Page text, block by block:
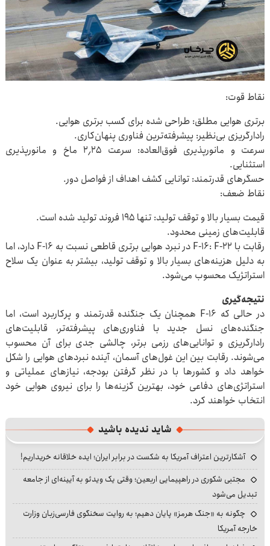
نقاط قوت:
برتری هوایی مطلق: طراحی شده برای کسب برتری هوایی.
رادارگریزی بی‌نظیر: پیشرفته‌ترین فناوری پنهان‌کاری.
سرعت و مانورپذیری فوق‌العاده: سرعت ۲٫۲۵ ماخ و مانورپذیری
استثنایی.
حسگرهای قدرتمند: توانایی کشف اهداف از فواصل دور.
نقاط ضعف:
قیمت بسیار بالا و توقف تولید: تنها ۱۹۵ فروند تولید شده است.
قابلیت‌های زمینی محدود.
رقابت با F-۱۶: F-۲۲ در نبرد هوایی برتری قاطعی نسبت به F-۱۶ دارد، اما
به دلیل هزینه‌های بسیار بالا و توقف تولید، بیشتر به عنوان یک سلاح
استراتژیک محسوب می‌شود.
نتیجه‌گیری
در حالی که F-۱۶ همچنان یک جنگنده قدرتمند و پرکاربرد است، اما
جنگنده‌های نسل جدید با فناوری‌های پیشرفته‌تر، قابلیت‌های
رادارگریزی و توانایی‌های رزمی برتر، چالشی جدی برای آن محسوب
می‌شوند. رقابت بین این غول‌های آسمان، آینده نبردهای هوایی را شکل
خواهد داد و کشورها با در نظر گرفتن بودجه، نیازهای عملیاتی و
استراتژی‌های دفاعی خود، بهترین گزینه‌ها را برای نیروی هوایی خود
انتخاب خواهند کرد.
شاید ندیده باشید
آشکارترین اعتراف آمریکا به شکست در برابر ایران؛ ایده خلاقانه خریداریم!
مجتبی شکوری در راهپیمایی اربعین؛ وقتی یک ویدئو به آیینه‌ای از جامعه
تبدیل می‌شود
چگونه به «جنگ هرمز» پایان دهیم؛ به روایت سخنگوی فارسی‌زبان وزارت
خارجه آمریکا